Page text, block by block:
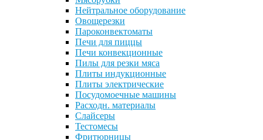
Нейтральное оборудование
Овощерезки
Пароконвектоматы
Печи для пиццы
Печи конвекционные
Пилы для резки мяса
Плиты индукционные
Плиты электрические
Посудомоечные машины
Расходн. материалы
Слайсеры
Тестомесы
Фритюрницы